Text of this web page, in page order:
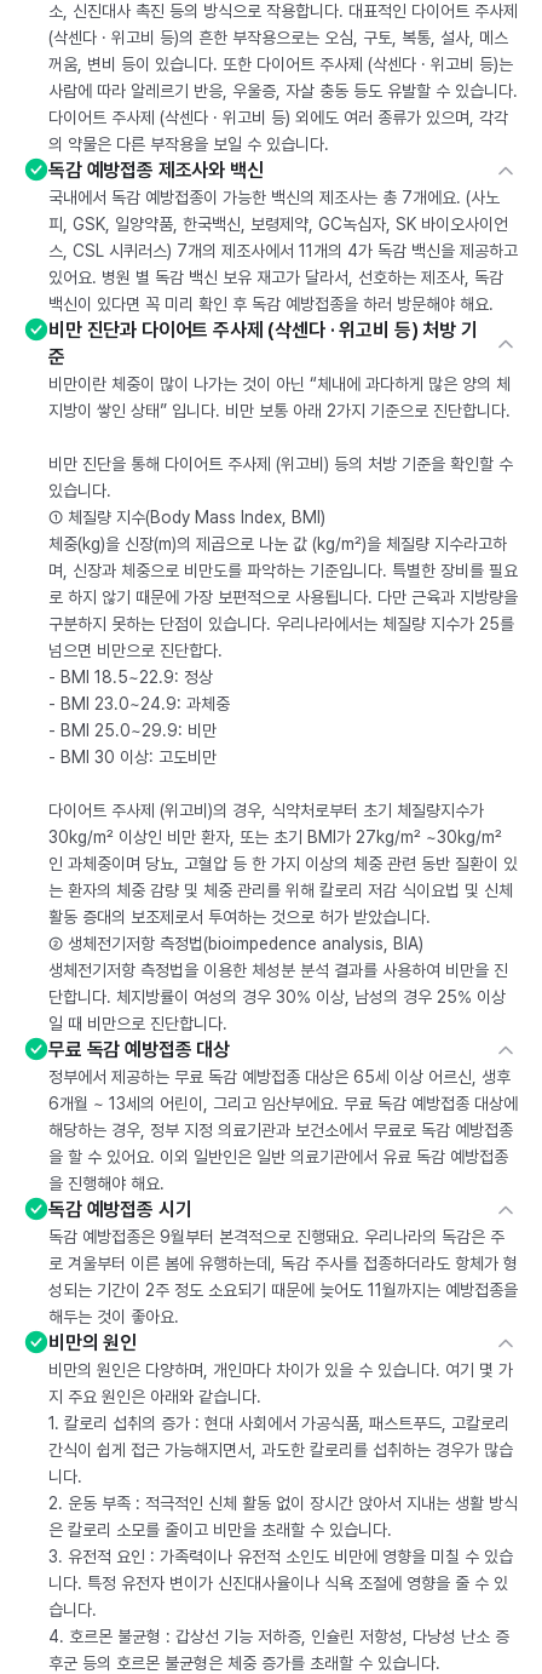
소, 신진대사 촉진 등의 방식으로 작용합니다. 대표적인 다이어트 주사제
(삭센다 · 위고비 등)의 흔한 부작용으로는 오심, 구토, 복통, 설사, 메스
꺼움, 변비 등이 있습니다. 또한 다이어트 주사제 (삭센다 · 위고비 등)는
사람에 따라 알레르기 반응, 우울증, 자살 충동 등도 유발할 수 있습니다.
다이어트 주사제 (삭센다 · 위고비 등) 외에도 여러 종류가 있으며, 각각
의 약물은 다른 부작용을 보일 수 있습니다.
독감 예방접종 제조사와 백신
국내에서 독감 예방접종이 가능한 백신의 제조사는 총 7개에요. (사노
피, GSK, 일양약품, 한국백신, 보령제약, GC녹십자, SK 바이오사이언
스, CSL 시퀴러스) 7개의 제조사에서 11개의 4가 독감 백신을 제공하고
있어요. 병원 별 독감 백신 보유 재고가 달라서, 선호하는 제조사, 독감
백신이 있다면 꼭 미리 확인 후 독감 예방접종을 하러 방문해야 해요.
비만 진단과 다이어트 주사제 (삭센다 · 위고비 등) 처방 기
준
비만이란 체중이 많이 나가는 것이 아닌 “체내에 과다하게 많은 양의 체
지방이 쌓인 상태” 입니다. 비만 보통 아래 2가지 기준으로 진단합니다.
비만 진단을 통해 다이어트 주사제 (위고비) 등의 처방 기준을 확인할 수
있습니다.
① 체질량 지수(Body Mass Index, BMI)
체중(kg)을 신장(m)의 제곱으로 나눈 값 (kg/m²)을 체질량 지수라고하
며, 신장과 체중으로 비만도를 파악하는 기준입니다. 특별한 장비를 필요
로 하지 않기 때문에 가장 보편적으로 사용됩니다. 다만 근육과 지방량을
구분하지 못하는 단점이 있습니다. 우리나라에서는 체질량 지수가 25를
넘으면 비만으로 진단합다.
- BMI 18.5~22.9: 정상
- BMI 23.0~24.9: 과체중
- BMI 25.0~29.9: 비만
- BMI 30 이상: 고도비만
다이어트 주사제 (위고비)의 경우, 식약처로부터 초기 체질량지수가
30kg/m² 이상인 비만 환자, 또는 초기 BMI가 27kg/m² ~30kg/m²
인 과체중이며 당뇨, 고혈압 등 한 가지 이상의 체중 관련 동반 질환이 있
는 환자의 체중 감량 및 체중 관리를 위해 칼로리 저감 식이요법 및 신체
활동 증대의 보조제로서 투여하는 것으로 허가 받았습니다.
② 생체전기저항 측정법(bioimpedence analysis, BIA)
생체전기저항 측정법을 이용한 체성분 분석 결과를 사용하여 비만을 진
단합니다. 체지방률이 여성의 경우 30% 이상, 남성의 경우 25% 이상
일 때 비만으로 진단합니다.
무료 독감 예방접종 대상
정부에서 제공하는 무료 독감 예방접종 대상은 65세 이상 어르신, 생후
6개월 ~ 13세의 어린이, 그리고 임산부에요. 무료 독감 예방접종 대상에
해당하는 경우, 정부 지정 의료기관과 보건소에서 무료로 독감 예방접종
을 할 수 있어요. 이외 일반인은 일반 의료기관에서 유료 독감 예방접종
을 진행해야 해요.
독감 예방접종 시기
독감 예방접종은 9월부터 본격적으로 진행돼요. 우리나라의 독감은 주
로 겨울부터 이른 봄에 유행하는데, 독감 주사를 접종하더라도 항체가 형
성되는 기간이 2주 정도 소요되기 때문에 늦어도 11월까지는 예방접종을
해두는 것이 좋아요.
비만의 원인
비만의 원인은 다양하며, 개인마다 차이가 있을 수 있습니다. 여기 몇 가
지 주요 원인은 아래와 같습니다.
1. 칼로리 섭취의 증가 : 현대 사회에서 가공식품, 패스트푸드, 고칼로리
간식이 쉽게 접근 가능해지면서, 과도한 칼로리를 섭취하는 경우가 많습
니다.
2. 운동 부족 : 적극적인 신체 활동 없이 장시간 앉아서 지내는 생활 방식
은 칼로리 소모를 줄이고 비만을 초래할 수 있습니다.
3. 유전적 요인 : 가족력이나 유전적 소인도 비만에 영향을 미칠 수 있습
니다. 특정 유전자 변이가 신진대사율이나 식욕 조절에 영향을 줄 수 있
습니다.
4. 호르몬 불균형 : 갑상선 기능 저하증, 인슐린 저항성, 다낭성 난소 증
후군 등의 호르몬 불균형은 체중 증가를 초래할 수 있습니다.